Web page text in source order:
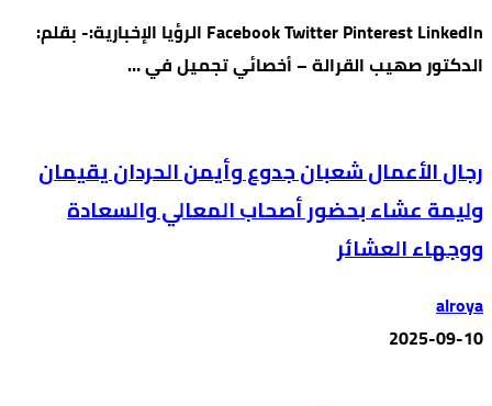
Facebook Twitter Pinterest LinkedIn الرؤيا الإخبارية:- بقلم:
الدكتور صهيب القرالة – أخصائي تجميل في …
رجال الأعمال شعبان جدوع وأيمن الحردان يقيمان
وليمة عشاء بحضور أصحاب المعالي والسعادة
ووجهاء العشائر
alroya
2025-09-10